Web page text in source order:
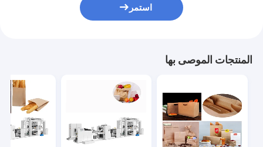
استمر
المنتجات الموصى بها